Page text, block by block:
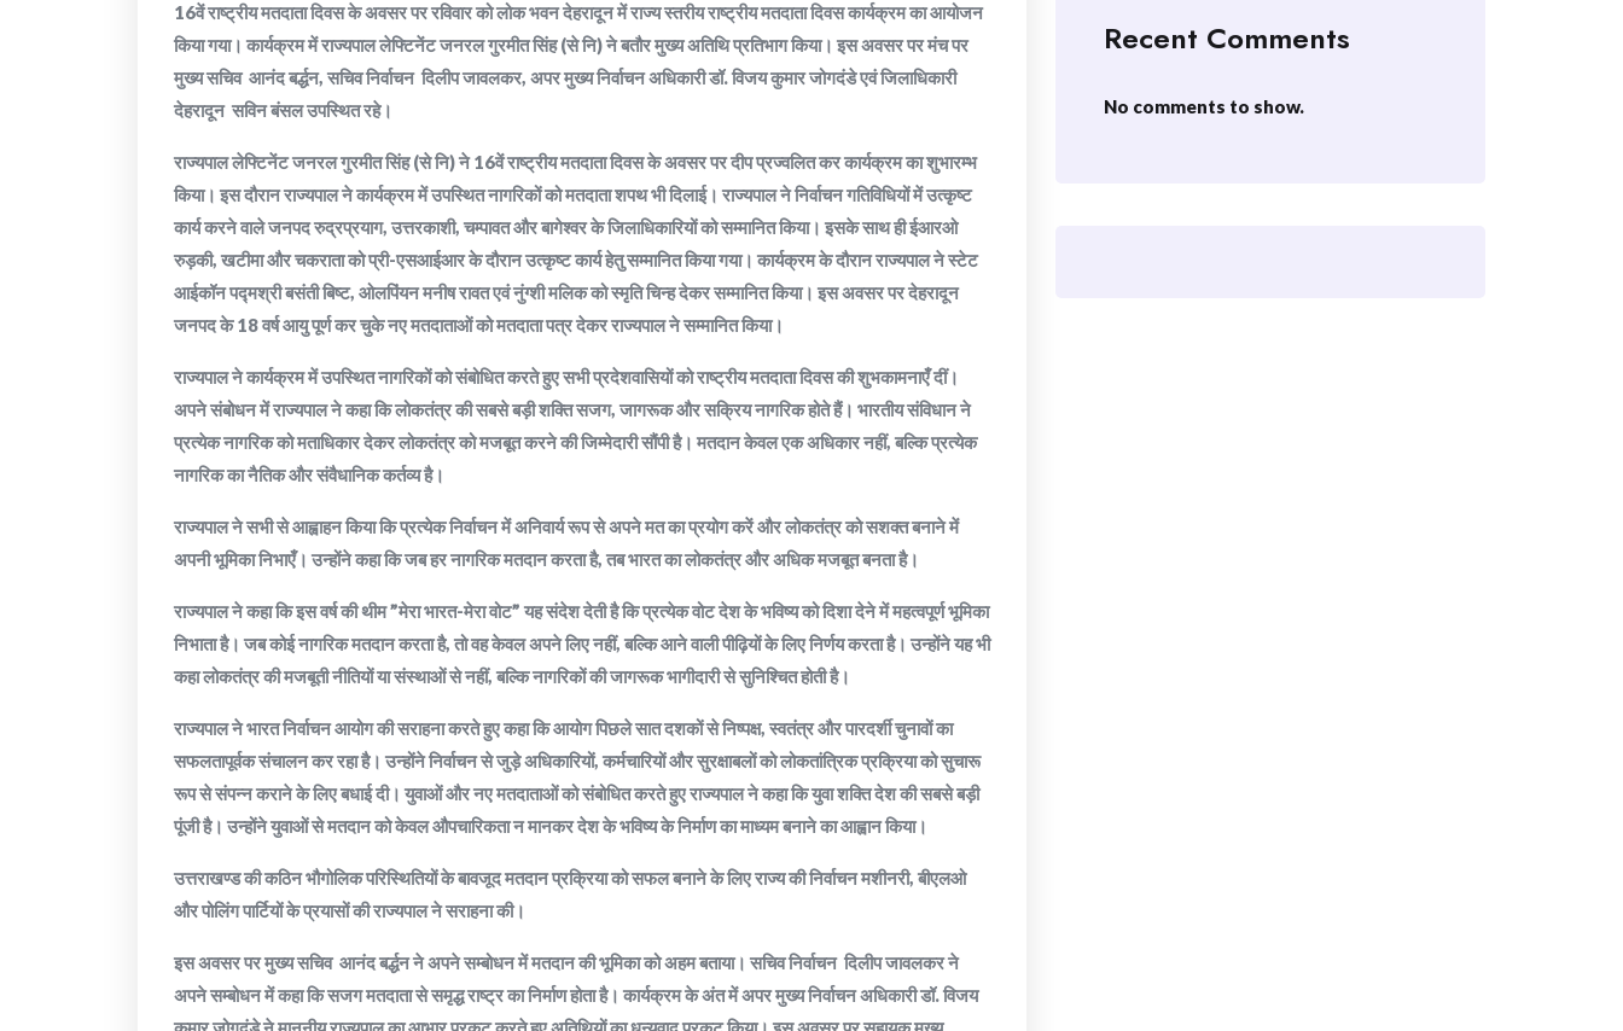
16वें राष्ट्रीय मतदाता दिवस के अवसर पर रविवार को लोक भवन देहरादून में राज्य स्तरीय राष्ट्रीय मतदाता दिवस कार्यक्रम का आयोजन
किया गया। कार्यक्रम में राज्यपाल लेफ्टिनेंट जनरल गुरमीत सिंह (से नि) ने बतौर मुख्य अतिथि प्रतिभाग किया। इस अवसर पर मंच पर
मुख्य सचिव आनंद बर्द्धन, सचिव निर्वाचन दिलीप जावलकर, अपर मुख्य निर्वाचन अधिकारी डॉ. विजय कुमार जोगदंडे एवं जिलाधिकारी
देहरादून सविन बंसल उपस्थित रहे।
राज्यपाल लेफ्टिनेंट जनरल गुरमीत सिंह (से नि) ने 16वें राष्ट्रीय मतदाता दिवस के अवसर पर दीप प्रज्वलित कर कार्यक्रम का शुभारम्भ
किया। इस दौरान राज्यपाल ने कार्यक्रम में उपस्थित नागरिकों को मतदाता शपथ भी दिलाई। राज्यपाल ने निर्वाचन गतिविधियों में उत्कृष्ट
कार्य करने वाले जनपद रुद्रप्रयाग, उत्तरकाशी, चम्पावत और बागेश्वर के जिलाधिकारियों को सम्मानित किया। इसके साथ ही ईआरओ
रुड़की, खटीमा और चकराता को प्री-एसआईआर के दौरान उत्कृष्ट कार्य हेतु सम्मानित किया गया। कार्यक्रम के दौरान राज्यपाल ने स्टेट
आईकॉन पद्मश्री बसंती बिष्ट, ओलपिंयन मनीष रावत एवं नुंग्शी मलिक को स्मृति चिन्ह देकर सम्मानित किया। इस अवसर पर देहरादून
जनपद के 18 वर्ष आयु पूर्ण कर चुके नए मतदाताओं को मतदाता पत्र देकर राज्यपाल ने सम्मानित किया।
राज्यपाल ने कार्यक्रम में उपस्थित नागरिकों को संबोधित करते हुए सभी प्रदेशवासियों को राष्ट्रीय मतदाता दिवस की शुभकामनाएँ दीं।
अपने संबोधन में राज्यपाल ने कहा कि लोकतंत्र की सबसे बड़ी शक्ति सजग, जागरूक और सक्रिय नागरिक होते हैं। भारतीय संविधान ने
प्रत्येक नागरिक को मताधिकार देकर लोकतंत्र को मजबूत करने की जिम्मेदारी सौंपी है। मतदान केवल एक अधिकार नहीं, बल्कि प्रत्येक
नागरिक का नैतिक और संवैधानिक कर्तव्य है।
राज्यपाल ने सभी से आह्वाहन किया कि प्रत्येक निर्वाचन में अनिवार्य रूप से अपने मत का प्रयोग करें और लोकतंत्र को सशक्त बनाने में
अपनी भूमिका निभाएँ। उन्होंने कहा कि जब हर नागरिक मतदान करता है, तब भारत का लोकतंत्र और अधिक मजबूत बनता है।
राज्यपाल ने कहा कि इस वर्ष की थीम ”मेरा भारत-मेरा वोट” यह संदेश देती है कि प्रत्येक वोट देश के भविष्य को दिशा देने में महत्वपूर्ण भूमिका
निभाता है। जब कोई नागरिक मतदान करता है, तो वह केवल अपने लिए नहीं, बल्कि आने वाली पीढ़ियों के लिए निर्णय करता है। उन्होंने यह भी
कहा लोकतंत्र की मजबूती नीतियों या संस्थाओं से नहीं, बल्कि नागरिकों की जागरूक भागीदारी से सुनिश्चित होती है।
राज्यपाल ने भारत निर्वाचन आयोग की सराहना करते हुए कहा कि आयोग पिछले सात दशकों से निष्पक्ष, स्वतंत्र और पारदर्शी चुनावों का
सफलतापूर्वक संचालन कर रहा है। उन्होंने निर्वाचन से जुड़े अधिकारियों, कर्मचारियों और सुरक्षाबलों को लोकतांत्रिक प्रक्रिया को सुचारू
रूप से संपन्न कराने के लिए बधाई दी। युवाओं और नए मतदाताओं को संबोधित करते हुए राज्यपाल ने कहा कि युवा शक्ति देश की सबसे बड़ी
पूंजी है। उन्होंने युवाओं से मतदान को केवल औपचारिकता न मानकर देश के भविष्य के निर्माण का माध्यम बनाने का आह्वान किया।
उत्तराखण्ड की कठिन भौगोलिक परिस्थितियों के बावजूद मतदान प्रक्रिया को सफल बनाने के लिए राज्य की निर्वाचन मशीनरी, बीएलओ
और पोलिंग पार्टियों के प्रयासों की राज्यपाल ने सराहना की।
इस अवसर पर मुख्य सचिव आनंद बर्द्धन ने अपने सम्बोधन में मतदान की भूमिका को अहम बताया। सचिव निर्वाचन दिलीप जावलकर ने
अपने सम्बोधन में कहा कि सजग मतदाता से समृद्ध राष्ट्र का निर्माण होता है। कार्यक्रम के अंत में अपर मुख्य निर्वाचन अधिकारी डॉ. विजय
Recent Comments
No comments to show.